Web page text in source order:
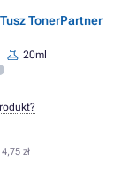
TonerPartner
20ml
zł